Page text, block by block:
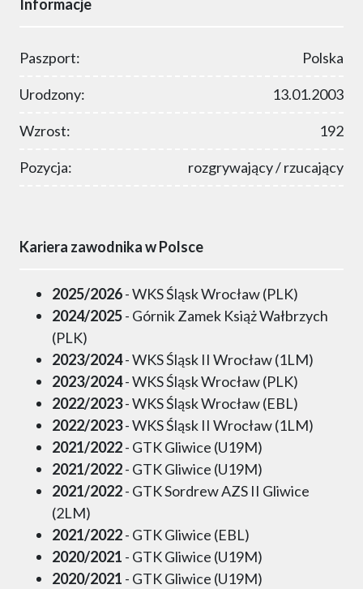
Informacje
Paszport: Polska
Urodzony: 13.01.2003
Wzrost: 192
Pozycja: rozgrywający / rzucający
Kariera zawodnika w Polsce
2025/2026- WKS Śląsk Wrocław (PLK)
2024/2025- Górnik Zamek Książ Wałbrzych
(PLK)
2023/2024- WKS Śląsk II Wrocław (1LM)
2023/2024- WKS Śląsk Wrocław (PLK)
2022/2023- WKS Śląsk Wrocław (EBL)
2022/2023- WKS Śląsk II Wrocław (1LM)
2021/2022- GTK Gliwice (U19M)
2021/2022- GTK Gliwice (U19M)
2021/2022- GTK Sordrew AZS II Gliwice
(2LM)
2021/2022- GTK Gliwice (EBL)
2020/2021 - GTK Gliwice (U19M)
2020/2021 - GTK Gliwice (U19M)